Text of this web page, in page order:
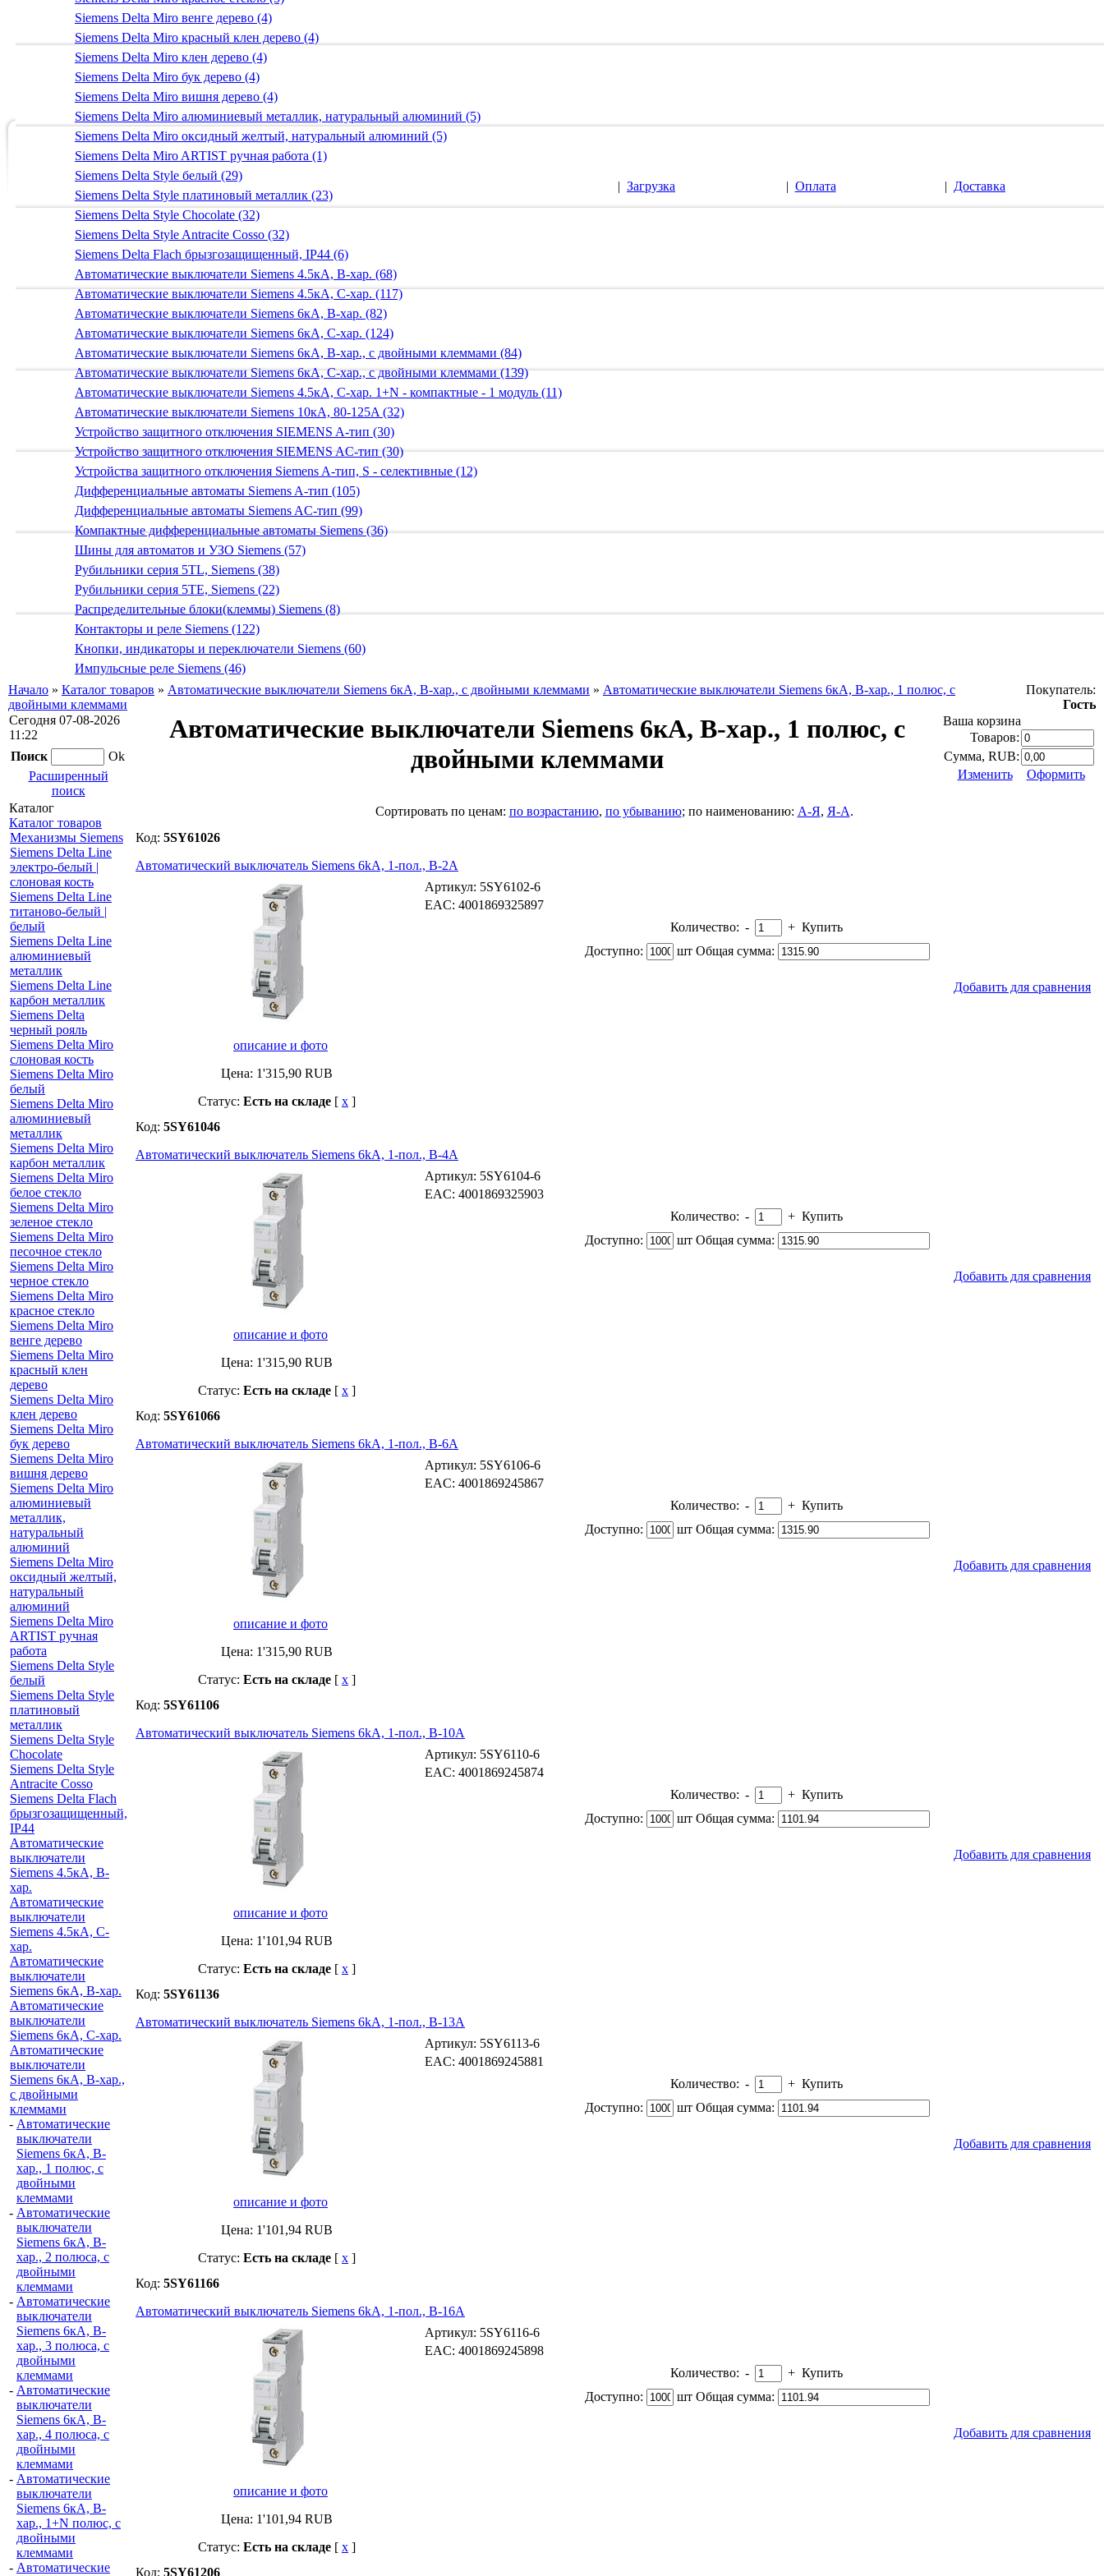
Siemens Delta Miro венге дерево (4)
Siemens Delta Miro красный клен дерево (4)
Siemens Delta Miro клен дерево (4)
Siemens Delta Miro бук дерево (4)
Siemens Delta Miro вишня дерево (4)
Siemens Delta Miro алюминиевый металлик, натуральный алюминий (5)
Siemens Delta Miro оксидный желтый, натуральный алюминий (5)
Siemens Delta Miro ARTIST ручная работа (1)
Siemens Delta Style белый (29)
Siemens Delta Style платиновый металлик (23)
Siemens Delta Style Chocolate (32)
Siemens Delta Style Antracite Cosso (32)
Siemens Delta Flach брызгозащищенный, IP44 (6)
Автоматические выключатели Siemens 4.5кА, B-хар. (68)
Автоматические выключатели Siemens 4.5кА, C-хар. (117)
Автоматические выключатели Siemens 6кА, B-хар. (82)
Автоматические выключатели Siemens 6кА, С-хар. (124)
Автоматические выключатели Siemens 6кА, B-хар., с двойными клеммами (84)
Автоматические выключатели Siemens 6кА, C-хар., с двойными клеммами (139)
Автоматические выключатели Siemens 4.5кА, C-хар. 1+N - компактные - 1 модуль (11)
Автоматические выключатели Siemens 10кА, 80-125A (32)
Устройство защитного отключения SIEMENS A-тип (30)
Устройство защитного отключения SIEMENS AС-тип (30)
Устройства защитного отключения Siemens A-тип, S - селективные (12)
Дифференциальные автоматы Siemens A-тип (105)
Дифференциальные автоматы Siemens AС-тип (99)
Компактные дифференциальные автоматы Siemens (36)
Шины для автоматов и УЗО Siemens (57)
Рубильники серия 5TL, Siemens (38)
Рубильники серия 5TE, Siemens (22)
Распределительные блоки(клеммы) Siemens (8)
Контакторы и реле Siemens (122)
Кнопки, индикаторы и переключатели Siemens (60)
Импульсные реле Siemens (46)
| Загрузка | Оплата | Доставка
Начало » Каталог товаров » Автоматические выключатели Siemens 6кА, B-хар., с двойными клеммами » Автоматические выключатели Siemens 6кА, B-хар., 1 полюс, с
двойными клеммами
Покупатель:
Гость
Сегодня 07-08-2026
11:22
Поиск
Ok
Расширенный
поиск
Каталог
Каталог товаров
Механизмы Siemens
Siemens Delta Line
электро-белый |
слоновая кость
Siemens Delta Line
титаново-белый |
белый
Siemens Delta Line
алюминиевый
металлик
Siemens Delta Line
карбон металлик
Siemens Delta
черный рояль
Siemens Delta Miro
слоновая кость
Siemens Delta Miro
белый
Siemens Delta Miro
алюминиевый
металлик
Siemens Delta Miro
карбон металлик
Siemens Delta Miro
белое стекло
Siemens Delta Miro
зеленое стекло
Siemens Delta Miro
песочное стекло
Siemens Delta Miro
черное стекло
Siemens Delta Miro
красное стекло
Siemens Delta Miro
венге дерево
Siemens Delta Miro
красный клен
дерево
Siemens Delta Miro
клен дерево
Siemens Delta Miro
бук дерево
Siemens Delta Miro
вишня дерево
Siemens Delta Miro
алюминиевый
металлик,
натуральный
алюминий
Siemens Delta Miro
оксидный желтый,
натуральный
алюминий
Siemens Delta Miro
ARTIST ручная
работа
Siemens Delta Style
белый
Siemens Delta Style
платиновый
металлик
Siemens Delta Style
Chocolate
Siemens Delta Style
Antracite Cosso
Siemens Delta Flach
брызгозащищенный,
IP44
Автоматические
выключатели
Siemens 4.5кА, B-
хар.
Автоматические
выключатели
Siemens 4.5кА, C-
хар.
Автоматические
выключатели
Siemens 6кА, B-хар.
Автоматические
выключатели
Siemens 6кА, С-хар.
Автоматические
выключатели
Siemens 6кА, B-хар.,
с двойными
клеммами
- Автоматические
выключатели
Siemens 6кА, B-
хар., 1 полюс, с
двойными
клеммами
- Автоматические
выключатели
Siemens 6кА, B-
хар., 2 полюса, с
двойными
клеммами
- Автоматические
выключатели
Siemens 6кА, B-
хар., 3 полюса, с
двойными
клеммами
- Автоматические
выключатели
Siemens 6кА, B-
хар., 4 полюса, с
двойными
клеммами
- Автоматические
выключатели
Siemens 6кА, B-
хар., 1+N полюс, с
двойными
клеммами
- Автоматические
Автоматические выключатели Siemens 6кА, B-хар., 1 полюс, с
двойными клеммами
Ваша корзина
Товаров:
Сумма, RUB:
Изменить
Оформить
Cортировать по ценам: по возрастанию, по убыванию; по наименованию: А-Я, Я-А.
Код: 5SY61026
Автоматический выключатель Siemens 6kA, 1-пол., B-2А
описание и фото
Цена: 1'315,90 RUB
Статус: Есть на складе [ x ]
Артикул: 5SY6102-6
EAC: 4001869325897
Количество: - + Купить
Доступно:
шт Общая сумма:
Добавить для сравнения
Код: 5SY61046
Автоматический выключатель Siemens 6kA, 1-пол., B-4А
описание и фото
Цена: 1'315,90 RUB
Статус: Есть на складе [ x ]
Артикул: 5SY6104-6
EAC: 4001869325903
Количество: - + Купить
Доступно:
шт Общая сумма:
Добавить для сравнения
Код: 5SY61066
Автоматический выключатель Siemens 6kA, 1-пол., B-6А
описание и фото
Цена: 1'315,90 RUB
Статус: Есть на складе [ x ]
Артикул: 5SY6106-6
EAC: 4001869245867
Количество: - + Купить
Доступно:
шт Общая сумма:
Добавить для сравнения
Код: 5SY61106
Автоматический выключатель Siemens 6kA, 1-пол., B-10А
описание и фото
Цена: 1'101,94 RUB
Статус: Есть на складе [ x ]
Артикул: 5SY6110-6
EAC: 4001869245874
Количество: - + Купить
Доступно:
шт Общая сумма:
Добавить для сравнения
Код: 5SY61136
Автоматический выключатель Siemens 6kA, 1-пол., B-13А
описание и фото
Цена: 1'101,94 RUB
Статус: Есть на складе [ x ]
Артикул: 5SY6113-6
EAC: 4001869245881
Количество: - + Купить
Доступно:
шт Общая сумма:
Добавить для сравнения
Код: 5SY61166
Автоматический выключатель Siemens 6kA, 1-пол., B-16А
описание и фото
Цена: 1'101,94 RUB
Статус: Есть на складе [ x ]
Артикул: 5SY6116-6
EAC: 4001869245898
Количество: - + Купить
Доступно:
шт Общая сумма:
Добавить для сравнения
Код: 5SY61206